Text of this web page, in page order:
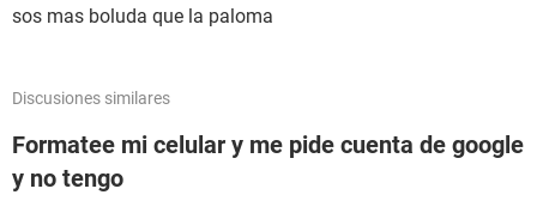
sos mas boluda que la paloma
Discusiones similares
Formatee mi celular y me pide cuenta de google
y no tengo